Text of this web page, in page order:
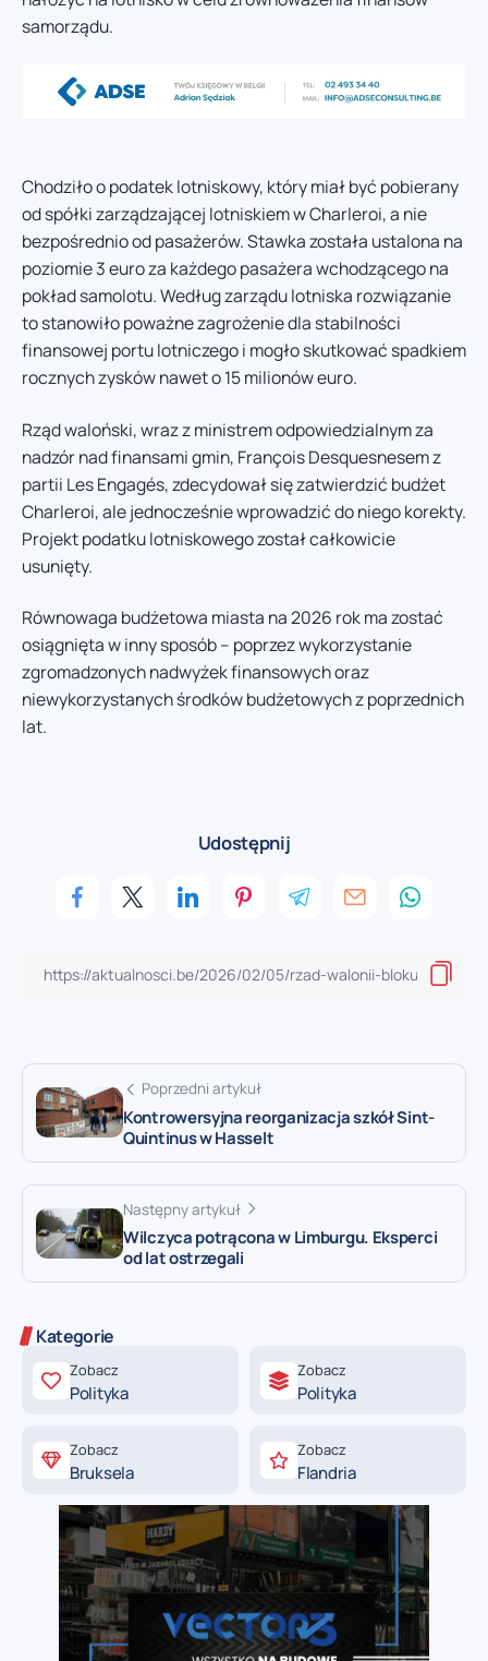
samorządu.
Chodziło o podatek lotniskowy, który miał być pobierany
od spółki zarządzającej lotniskiem w Charleroi, a nie
bezpośrednio od pasażerów. Stawka została ustalona na
poziomie 3 euro za każdego pasażera wchodzącego na
pokład samolotu. Według zarządu lotniska rozwiązanie
to stanowiło poważne zagrożenie dla stabilności
finansowej portu lotniczego i mogło skutkować spadkiem
rocznych zysków nawet o 15 milionów euro.
Rząd waloński, wraz z ministrem odpowiedzialnym za
nadzór nad finansami gmin, François Desquesnesem z
partii Les Engagés, zdecydował się zatwierdzić budżet
Charleroi, ale jednocześnie wprowadzić do niego korekty.
Projekt podatku lotniskowego został całkowicie
usunięty.
Równowaga budżetowa miasta na 2026 rok ma zostać
osiągnięta w inny sposób – poprzez wykorzystanie
zgromadzonych nadwyżek finansowych oraz
niewykorzystanych środków budżetowych z poprzednich
lat.
Udostępnij
Poprzedni artykuł
Kontrowersyjna reorganizacja szkół Sint-
Quintinus w Hasselt
Następny artykuł
Wilczyca potrącona w Limburgu. Eksperci
od lat ostrzegali
Kategorie
Zobacz
Polityka
Zobacz
Polityka
Zobacz
Bruksela
Zobacz
Flandria